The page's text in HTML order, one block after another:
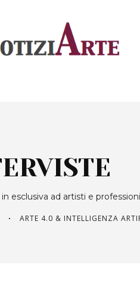
esclusiva ad artisti e
ARTE 4.0 & INTELLIGENZA